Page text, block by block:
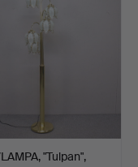
"Tulpan",